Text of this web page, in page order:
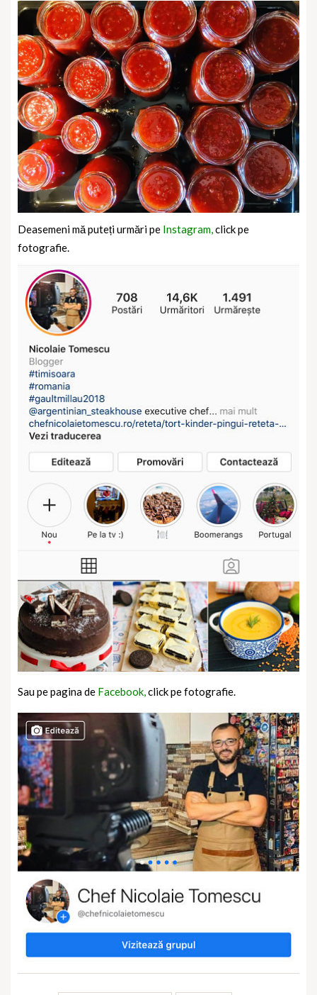
Deasemeni mă puteți urmări pe Instagram,click pe
fotografie.
Sau pe pagina de Facebook,click pe fotografie.